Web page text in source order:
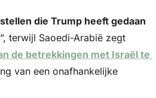
die Trump heeft gedaan
de betrekkingen met Israël te
van een onafhankelijke